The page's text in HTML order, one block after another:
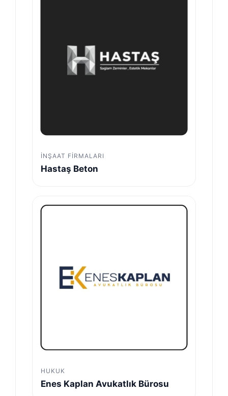
İNŞAAT FIRMALARI
Hastaş Beton
HUKUK
Enes Kaplan Avukatlık Bürosu